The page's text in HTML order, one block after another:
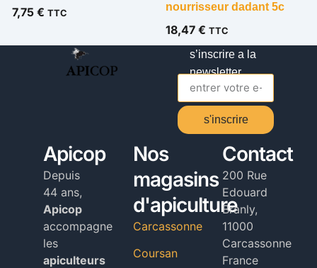
7,75 € TTC
nourrisseur dadant 5c
18,47 € TTC
s’inscrire a la
newsletter
s'inscrire
Alternative:
Apicop
Depuis
44 ans,
Apicop
accompagne
les
apiculteurs
Nos
magasins
d'apiculture
Carcassonne
Coursan
Contact
200 Rue
Edouard
Branly,
11000
Carcassonne
France